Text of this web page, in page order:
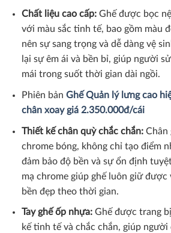
Chất liệu cao cấp:Ghế được bọc
với màu sắc tinh tế, bao gồm màu
nên sự sang trọng và dễ dàng vệ
lại sự êm ái và bền bỉ, giúp người
mái trong suốt thời gian dài ngồi.
Phiên bản Ghế Quản lý lưng cao
chân xoay giá 2.350.000đ/cái
Thiết kế chân quỳ chắc chắn:Chân
chrome bóng, không chỉ tạo điểm
đảm bảo độ bền và sự ổn định
mạ chrome giúp ghế luôn giữ được
bền đẹp theo thời gian.
Tay ghế ốp nhựa:Ghế được trang
kế tinh tế và chắc chắn, giúp